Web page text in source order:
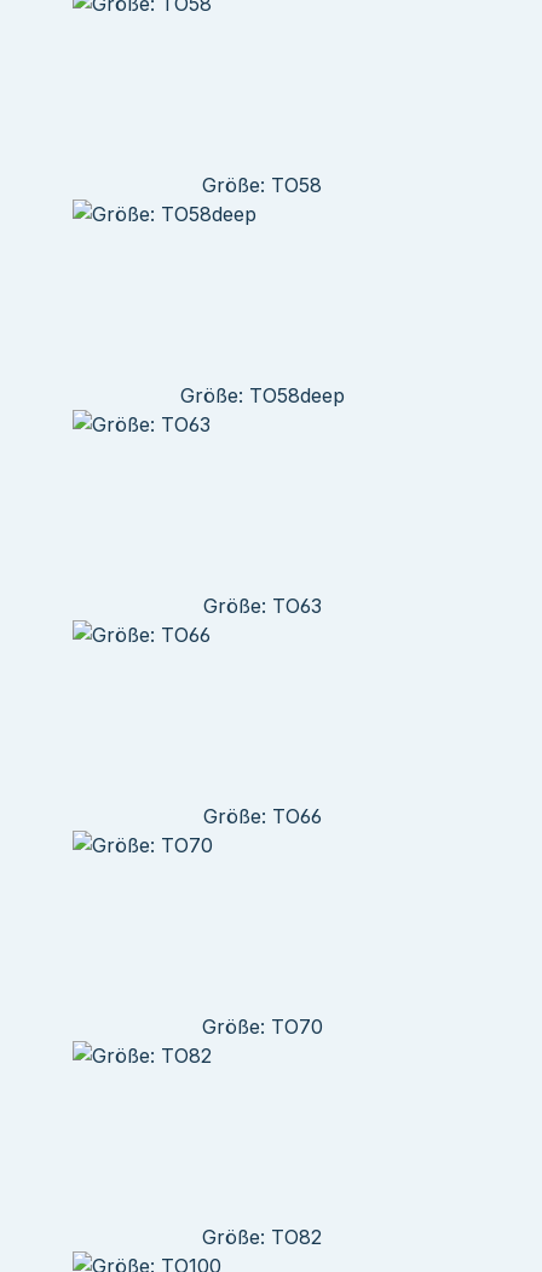
Größe: TO58
Größe: TO58deep
Größe: TO63
Größe: TO66
Größe: TO70
Größe: TO82